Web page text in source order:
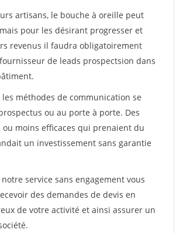
artisans, le bouche à oreille peut
pour les désirant progresser et
revenus il faudra obligatoirement
de leads prospectsion dans
méthodes de communication se
ou au porte à porte. Des
ou moins efficaces qui prenaient du
un investissement sans garantie
service sans engagement vous
des demandes de devis en
de votre activité et ainsi assurer un